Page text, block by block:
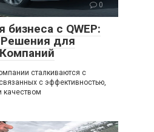
0
с QWEP:
для
сталкиваются с
с эффективностью,
качеством